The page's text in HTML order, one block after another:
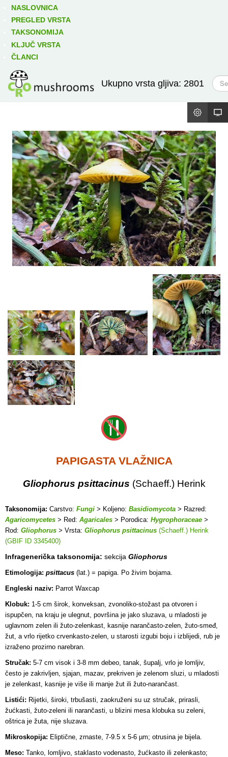
NASLOVNICA
PREGLED VRSTA
TAKSONOMIJA
KLJUČ VRSTA
ČLANCI
Ukupno vrsta gljiva: 2801
T
r
ž
PAPIGASTA VLAŽNICA
Gliophorus psittacinus (Schaeff.) Herink
Taksonomija: Carstvo: Fungi > Koljeno: Basidiomycota > Razred:
Agaricomycetes > Red: Agaricales > Porodica: Hygrophoraceae >
Rod: Gliophorus > Vrsta: Gliophorus psittacinus (Schaeff.) Herink
(GBIF ID 3345400)
Infragenerička taksonomija: sekcija Gliophorus
Etimologija: psittacus (lat.) = papiga. Po živim bojama.
Engleski naziv: Parrot Waxcap
Klobuk: 1-5 cm širok, konveksan, zvonoliko-stožast pa otvoren i
ispupčen, na kraju je ulegnut, površina je jako sluzava, u mladosti je
uglavnom zelen ili žuto-zelenkast, kasnije narančasto-zelen, žuto-smeđ,
žut, a vrlo rijetko crvenkasto-zelen, u starosti izgubi boju i izblijedi, rub je
izraženo prozirno narebran.
Stručak: 5-7 cm visok i 3-8 mm debeo, tanak, šupalj, vrlo je lomljiv,
često je zakrivljen, sjajan, mazav, prekriven je zelenom sluzi, u mladosti
je zelenkast, kasnije je više ili manje žut ili žuto-narančast.
Listići: Rijetki, široki, trbušasti, zaokruženi su uz stručak, prirasli,
žućkasti, žuto-zeleni ili narančasti, u blizini mesa klobuka su zeleni,
oštrica je žuta, nije sluzava.
Mikroskopija: Eliptične, zrnaste, 7-9.5 x 5-6 µm; otrusina je bijela.
Meso: Tanko, lomljivo, staklasto vodenasto, žućkasto ili zelenkasto;
Izravno podređene niže takse: